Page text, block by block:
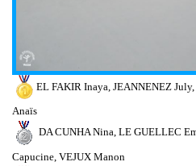
EL FAKIR Inaya, JEANNENEZ July,
Anaïs
DA CUNHA Nina, LE GUELLEC
Capucine, VEJUX Manon